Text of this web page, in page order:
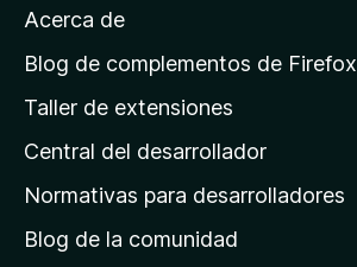
p
á
n
a
e
Acerca de
Blog de complementos de Firefox
Taller de extensiones
Central del desarrollador
Normativas para desarrolladores
Blog de la comunidad